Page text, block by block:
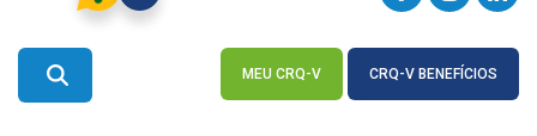
MEU CRQ-V CRQ-V BENEFÍCIOS